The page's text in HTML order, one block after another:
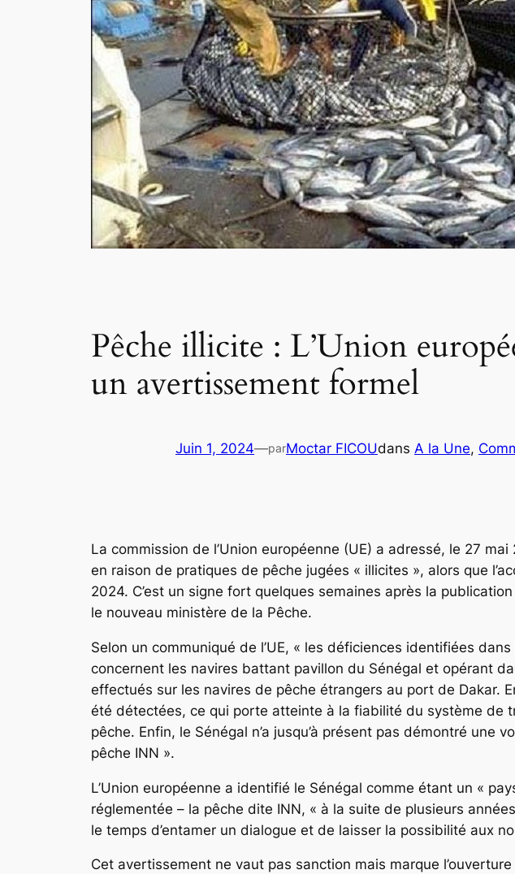
Pêche illicite : L’Union
un avertissement formel
Juin 1, 2024—parMoctar FICOUdans A la Une,
La commission de l’Union européenne (UE) a adressé, le 27
en raison de pratiques de pêche jugées « illicites », alors que
2024. C’est un signe fort quelques semaines après la
le nouveau ministère de la Pêche.
Selon un communiqué de l’UE, « les déficiences identifiées
concernent les navires battant pavillon du Sénégal et opérant
effectués sur les navires de pêche étrangers au port de Dakar.
été détectées, ce qui porte atteinte à la fiabilité du système de
pêche. Enfin, le Sénégal n’a jusqu’à présent pas démontré
pêche INN ».
L’Union européenne a identifié le Sénégal comme étant un «
réglementée – la pêche dite INN, « à la suite de plusieurs
le temps d’entamer un dialogue et de laisser la possibilité aux
Cet avertissement ne vaut pas sanction mais marque